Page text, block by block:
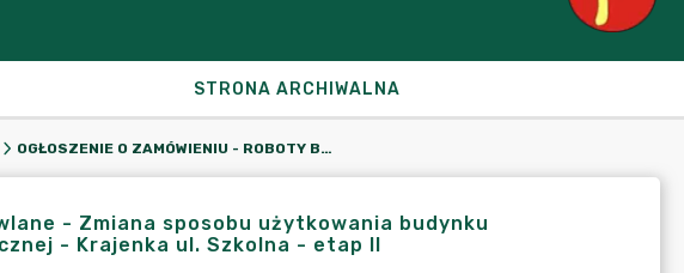
STRONA ARCHIWALNA
OGŁOSZENIE O ZAMÓWIENIU - ROBOTY BUDOWLANE - ZMIANA SPOSOBU UŻYTKOWANIA BUDYNKU GIMNAZJUM NA BUDYNEK ADMINISTRACJI PUBLICZNEJ - KRAJENKA UL. SZKOLNA - ETAP II
- Zmiana sposobu użytkowania budynku
- Krajenka ul. Szkolna - etap II